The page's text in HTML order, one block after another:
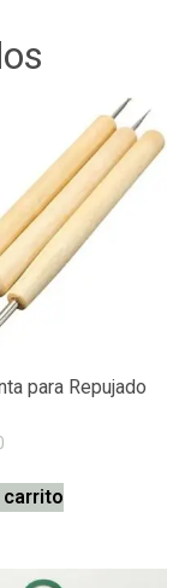
para Repujado
carrito